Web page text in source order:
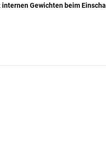
Gewichten beim